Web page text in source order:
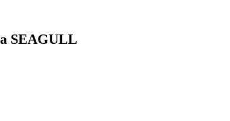
SEAGULL